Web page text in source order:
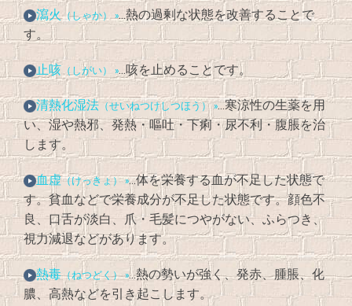
瀉火（しゃか） »…熱の過剰な状態を改善することで
す。
止咳 （しがい） »…咳を止めることです。
清熱化湿法 （せいねつけしつほう） »…寒涼性の生薬を用
い、湿や熱邪、発熱・嘔吐・下痢・尿不利・腹脹を治
します。
血虚（けっきょ） »…体を栄養する血が不足した状態で
す。貧血などで栄養成分が不足した状態です。顔色不
良、口舌が淡白、爪・毛髪につやがない、ふらつき、
視力減退などがあります。
熱毒（ねつどく） »…熱の勢いが強く、発赤、腫脹、化
膿、高熱などを引き起こします。